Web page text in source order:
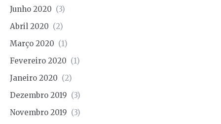
Junho 2020 (3)
Abril 2020 (2)
Março 2020 (1)
Fevereiro 2020 (1)
Janeiro 2020 (2)
Dezembro 2019 (3)
Novembro 2019 (3)